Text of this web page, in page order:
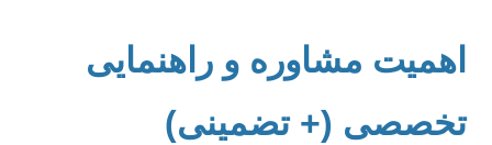
اهمیت مشاوره و راهنمایی
تخصصی (+ تضمینی)